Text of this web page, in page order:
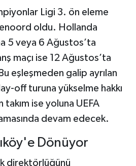
Ligi 3. ön eleme
oldu. Hollanda
5 veya 6 Ağustos’ta
maçı ise 12 Ağustos’ta
eşleşmeden galip ayrılan
off turuna yükselme hakkı
ise yoluna UEFA
devam edecek.
Dönüyor
direktörlüğünü